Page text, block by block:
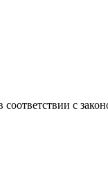
соответствии с